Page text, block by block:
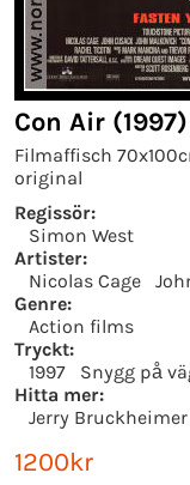
Con Air (1997)
Filmaffisch
original
Regissör:
Simon West
Artister:
Nicolas Cage
Genre:
Action films
Tryckt:
1997
Snygg på
Hitta mer:
Jerry Bruckheimer
1200kr